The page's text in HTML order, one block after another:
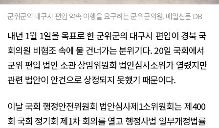
군위군의 대구시 편입 약속 이행을 요구하는 군위군의원. 매일신문 DB
내년 1월 1일을 목표로 한 군위군의 대구시 편입이 경북 국
회의원 비협조 속에 물 건너가는 분위기다. 20일 국회에서
군위 편입 법안 소관 상임위원회 법안심사소위가 열렸지만
관련 법안이 안건으로 상정되지 못했기 때문이다.
이날 국회 행정안전위원회 법안심사제1소위원회는 제400
회 국회 정기회 제1차 회의를 열고 행정사법 일부개정법률